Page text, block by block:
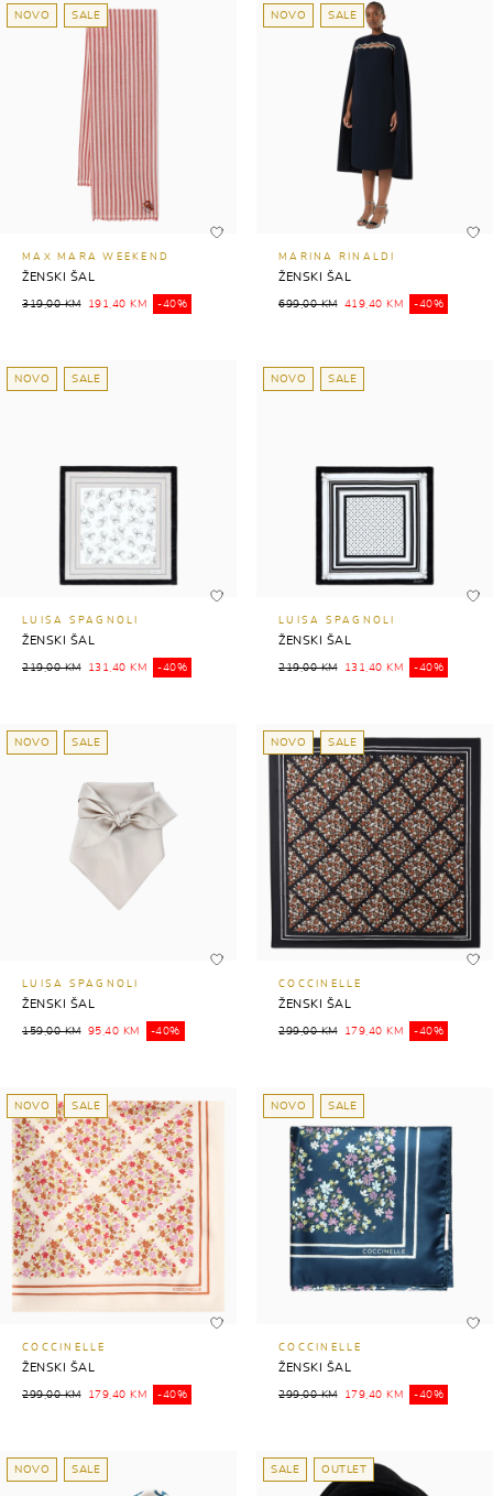
NOVO SALE
MAX MARA WEEKEND
ŽENSKI ŠAL
319,00 KM 191,40 KM -40%
NOVO SALE
MARINA RINALDI
ŽENSKI ŠAL
699,00 KM 419,40 KM -40%
NOVO SALE
LUISA SPAGNOLI
ŽENSKI ŠAL
219,00 KM 131,40 KM -40%
NOVO SALE
LUISA SPAGNOLI
ŽENSKI ŠAL
219,00 KM 131,40 KM -40%
NOVO SALE
LUISA SPAGNOLI
ŽENSKI ŠAL
159,00 KM 95,40 KM -40%
NOVO SALE
COCCINELLE
ŽENSKI ŠAL
299,00 KM 179,40 KM -40%
NOVO SALE
COCCINELLE
ŽENSKI ŠAL
299,00 KM 179,40 KM -40%
NOVO SALE
COCCINELLE
ŽENSKI ŠAL
299,00 KM 179,40 KM -40%
NOVO SALE SALE OUTLET